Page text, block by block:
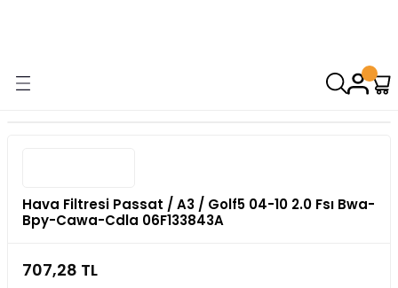
Hava Filtresi Passat / A3 / Golf5 04-10 2.0 Fsı Bwa-
Bpy-Cawa-Cdla 06F133843A
707,28 TL